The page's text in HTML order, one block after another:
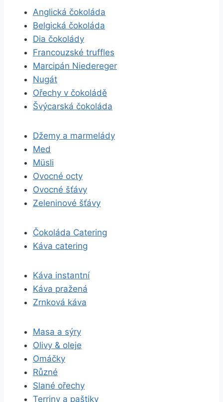
Anglická čokoláda
Belgická čokoláda
Dia čokolády
Francouzské truffles
Marcipán Niedereger
Nugát
Ořechy v čokoládě
Švýcarská čokoláda
Džemy a marmelády
Med
Müsli
Ovocné octy
Ovocné šťávy
Zeleninové šťávy
Čokoláda Catering
Káva catering
Káva instantní
Káva pražená
Zrnková káva
Masa a sýry
Olivy & oleje
Omáčky
Různé
Slané ořechy
Terriny a paštiky